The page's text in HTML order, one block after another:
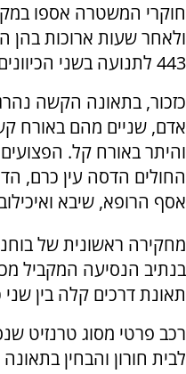
חוקרי המשטרה אספו
ולאחר שעות ארוכות בהן
443 לתנועה בשני הכיוונים.
אדם, שניים מהם באורח
והיתר באורח קל.
החולים הדסה עין כרם,
אסף הרופא, שיבא
מחקירה ראשונית של
בנתיב הנסיעה המקביל
תאונת דרכים קלה בין שני
רכב פרטי מסוג טרנזיט
לבית חורון והבחין